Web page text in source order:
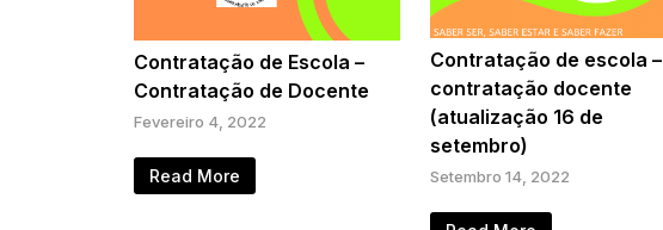
Contratação de Escola –
Contratação de Docente
Fevereiro 4, 2022
Read More
Contratação de escola –
contratação docente
(atualização 16 de
setembro)
Setembro 14, 2022